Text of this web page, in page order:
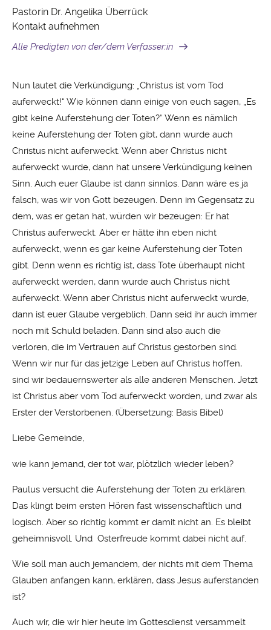
Pastorin Dr. Angelika Überrück
Kontakt aufnehmen
Alle Predigten von der/dem Verfasser:in
Nun lautet die Verkündigung: „Christus ist vom Tod
auferweckt!“ Wie können dann einige von euch sagen, „Es
gibt keine Auferstehung der Toten?“ Wenn es nämlich
keine Auferstehung der Toten gibt, dann wurde auch
Christus nicht auferweckt. Wenn aber Christus nicht
auferweckt wurde, dann hat unsere Verkündigung keinen
Sinn. Auch euer Glaube ist dann sinnlos. Dann wäre es ja
falsch, was wir von Gott bezeugen. Denn im Gegensatz zu
dem, was er getan hat, würden wir bezeugen: Er hat
Christus auferweckt. Aber er hätte ihn eben nicht
auferweckt, wenn es gar keine Auferstehung der Toten
gibt. Denn wenn es richtig ist, dass Tote überhaupt nicht
auferweckt werden, dann wurde auch Christus nicht
auferweckt. Wenn aber Christus nicht auferweckt wurde,
dann ist euer Glaube vergeblich. Dann seid ihr auch immer
noch mit Schuld beladen. Dann sind also auch die
verloren, die im Vertrauen auf Christus gestorben sind.
Wenn wir nur für das jetzige Leben auf Christus hoffen,
sind wir bedauernswerter als alle anderen Menschen. Jetzt
ist Christus aber vom Tod auferweckt worden, und zwar als
Erster der Verstorbenen. (Übersetzung: Basis Bibel)
Liebe Gemeinde,
wie kann jemand, der tot war, plötzlich wieder leben?
Paulus versucht die Auferstehung der Toten zu erklären.
Das klingt beim ersten Hören fast wissenschaftlich und
logisch. Aber so richtig kommt er damit nicht an. Es bleibt
geheimnisvoll. Und Osterfreude kommt dabei nicht auf.
Wie soll man auch jemandem, der nichts mit dem Thema
Glauben anfangen kann, erklären, dass Jesus auferstanden
ist?
Auch wir, die wir hier heute im Gottesdienst versammelt